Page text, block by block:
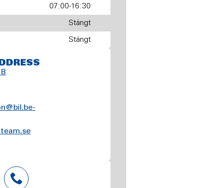
07:00-16:30
Stängt
Stängt